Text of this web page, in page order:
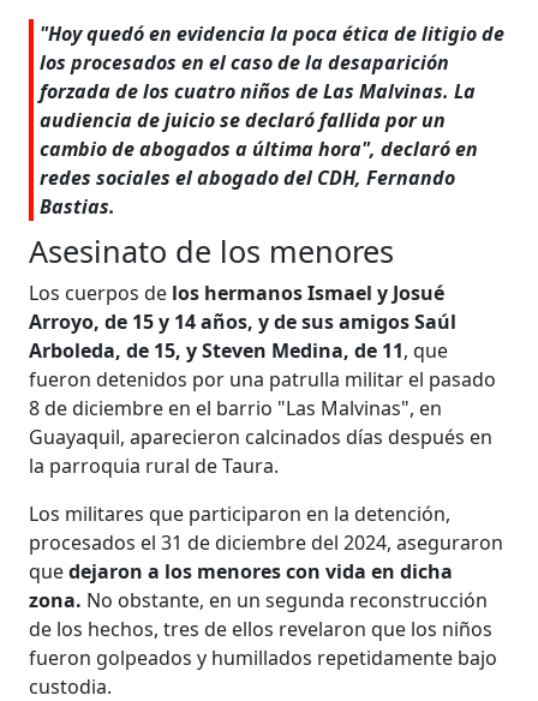
"Hoy quedó en evidencia la poca ética de litigio de
los procesados en el caso de la desaparición
forzada de los cuatro niños de Las Malvinas. La
audiencia de juicio se declaró fallida por un
cambio de abogados a última hora", declaró en
redes sociales el abogado del CDH, Fernando
Bastias.
Asesinato de los menores
Los cuerpos de los hermanos Ismael y Josué
Arroyo, de 15 y 14 años, y de sus amigos Saúl
Arboleda, de 15, y Steven Medina, de 11, que
fueron detenidos por una patrulla militar el pasado
8 de diciembre en el barrio "Las Malvinas", en
Guayaquil, aparecieron calcinados días después en
la parroquia rural de Taura.
Los militares que participaron en la detención,
procesados el 31 de diciembre del 2024, aseguraron
quedejaron a los menores con vida en dicha
zona. No obstante, en un segunda reconstrucción
de los hechos, tres de ellos revelaron que los niños
fueron golpeados y humillados repetidamente bajo
custodia.